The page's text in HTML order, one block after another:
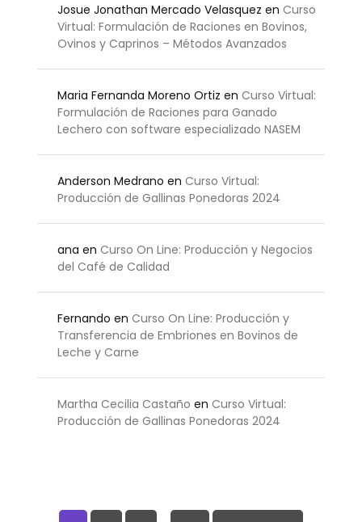
Josue Jonathan Mercado Velasquez en Curso
Virtual: Formulación de Raciones en Bovinos,
Ovinos y Caprinos – Métodos Avanzados
Maria Fernanda Moreno Ortiz en Curso Virtual:
Formulación de Raciones para Ganado
Lechero con software especializado NASEM
Anderson Medrano en Curso Virtual:
Producción de Gallinas Ponedoras 2024
ana en Curso On Line: Producción y Negocios
del Café de Calidad
Fernando en Curso On Line: Producción y
Transferencia de Embriones en Bovinos de
Leche y Carne
Martha Cecilia Castaño en Curso Virtual:
Producción de Gallinas Ponedoras 2024